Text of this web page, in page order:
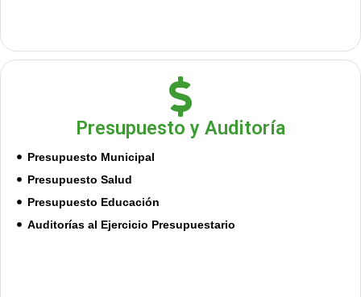
Presupuesto y Auditoría
Presupuesto Municipal
Presupuesto Salud
Presupuesto Educación
Auditorías al Ejercicio Presupuestario